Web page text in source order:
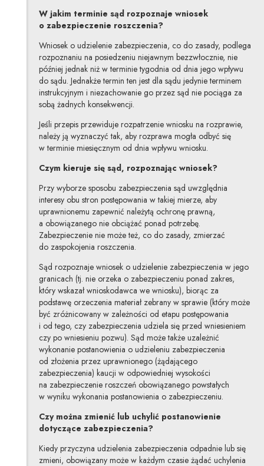
W jakim terminie sąd rozpoznaje wniosek
o zabezpieczenie roszczenia?
Wniosek o udzielenie zabezpieczenia, co do zasady, podlega
rozpoznaniu na posiedzeniu niejawnym bezzwłocznie, nie
później jednak niż w terminie tygodnia od dnia jego wpływu
do sądu. Jednakże termin ten jest dla sądu jedynie terminem
instrukcyjnym i niezachowanie go przez sąd nie pociąga za
sobą żadnych konsekwencji.
Jeśli przepis przewiduje rozpatrzenie wniosku na rozprawie,
należy ją wyznaczyć tak, aby rozprawa mogła odbyć się
w terminie miesięcznym od dnia wpływu wniosku.
Czym kieruje się sąd, rozpoznając wniosek?
Przy wyborze sposobu zabezpieczenia sąd uwzględnia
interesy obu stron postępowania w takiej mierze, aby
uprawnionemu zapewnić należytą ochronę prawną,
a obowiązanego nie obciążać ponad potrzebę.
Zabezpieczenie nie może też, co do zasady, zmierzać
do zaspokojenia roszczenia.
Sąd rozpoznaje wniosek o udzielenie zabezpieczenia w jego
granicach (tj. nie orzeka o zabezpieczeniu ponad zakres,
który wskazał wnioskodawca we wniosku), biorąc za
podstawę orzeczenia materiał zebrany w sprawie (który może
być zróżnicowany w zależności od etapu postępowania
i od tego, czy zabezpieczenia udziela się przed wniesieniem
czy po wniesieniu pozwu). Sąd może także uzależnić
wykonanie postanowienia o udzieleniu zabezpieczenia
od złożenia przez uprawnionego (żądającego
zabezpieczenia) kaucji w odpowiedniej wysokości
na zabezpieczenie roszczeń obowiązanego powstałych
w wyniku wykonania postanowienia o zabezpieczeniu.
Czy można zmienić lub uchylić postanowienie
dotyczące zabezpieczenia?
Kiedy przyczyna udzielenia zabezpieczenia odpadnie lub się
zmieni, obowiązany może w każdym czasie żądać uchylenia